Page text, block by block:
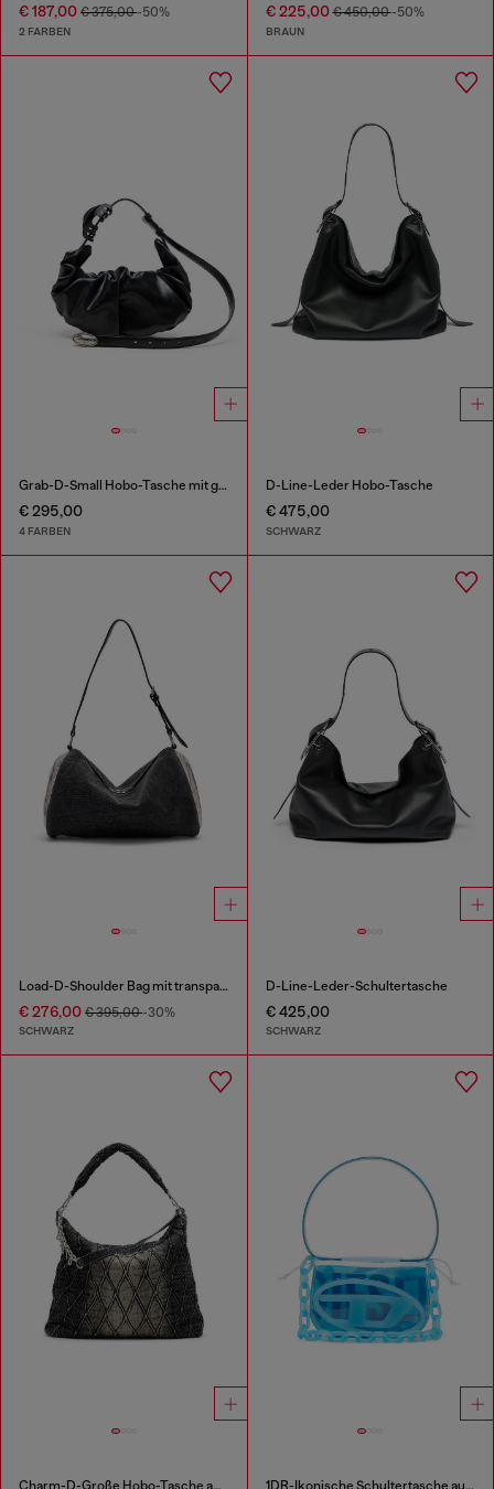
€ 187,00 € 375,00-50%
2 FARBEN
€ 225,00€ 450,00-50%
BRAUN
Grab-D-Small Hobo-Tasche mit gerafftem Design
€ 295,00
4 FARBEN
D-Line-Leder Hobo-Tasche
€ 475,00
SCHWARZ
Load-D-Shoulder Bag mit transparenten ovalen D-Seiten
€ 276,00 € 395,00-30%
SCHWARZ
D-Line-Leder-Schultertasche
€ 425,00
SCHWARZ
Charm-D-Große Hobo-Tasche aus behandeltem, gestepptem Denim 1DR-Ikonische Schultertasche aus transparentem TPU